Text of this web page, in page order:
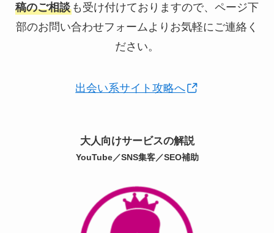
稿のご相談 も受け付けておりますので、ページ下
部のお問い合わせフォームよりお気軽にご連絡く
ださい。
出会い系サイト攻略へ
大人向けサービスの解説
YouTube／SNS集客／SEO補助